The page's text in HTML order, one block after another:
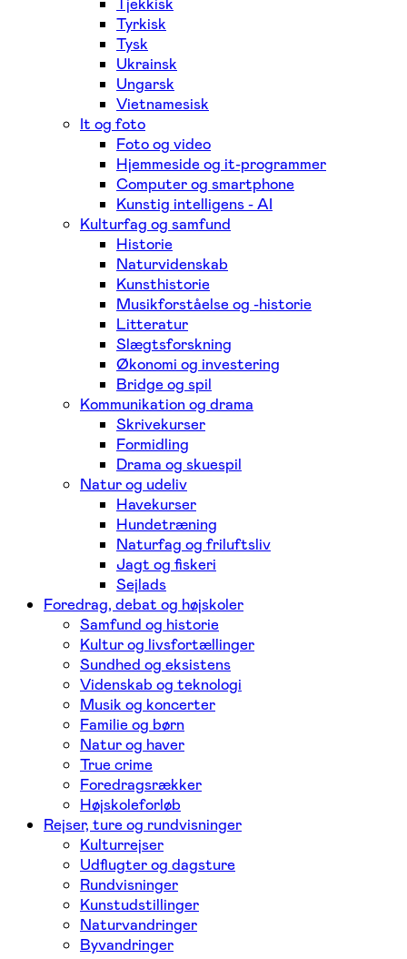
Tyrkisk
Tysk
Ukrainsk
Ungarsk
Vietnamesisk
It og foto
Foto og video
Hjemmeside og it-programmer
Computer og smartphone
Kunstig intelligens - AI
Kulturfag og samfund
Historie
Naturvidenskab
Kunsthistorie
Musikforståelse og -historie
Litteratur
Slægtsforskning
Økonomi og investering
Bridge og spil
Kommunikation og drama
Skrivekurser
Formidling
Drama og skuespil
Natur og udeliv
Havekurser
Hundetræning
Naturfag og friluftsliv
Jagt og fiskeri
Sejlads
Foredrag, debat og højskoler
Samfund og historie
Kultur og livsfortællinger
Sundhed og eksistens
Videnskab og teknologi
Musik og koncerter
Familie og børn
Natur og haver
True crime
Foredragsrækker
Højskoleforløb
Rejser, ture og rundvisninger
Kulturrejser
Udflugter og dagsture
Rundvisninger
Kunstudstillinger
Naturvandringer
Byvandringer